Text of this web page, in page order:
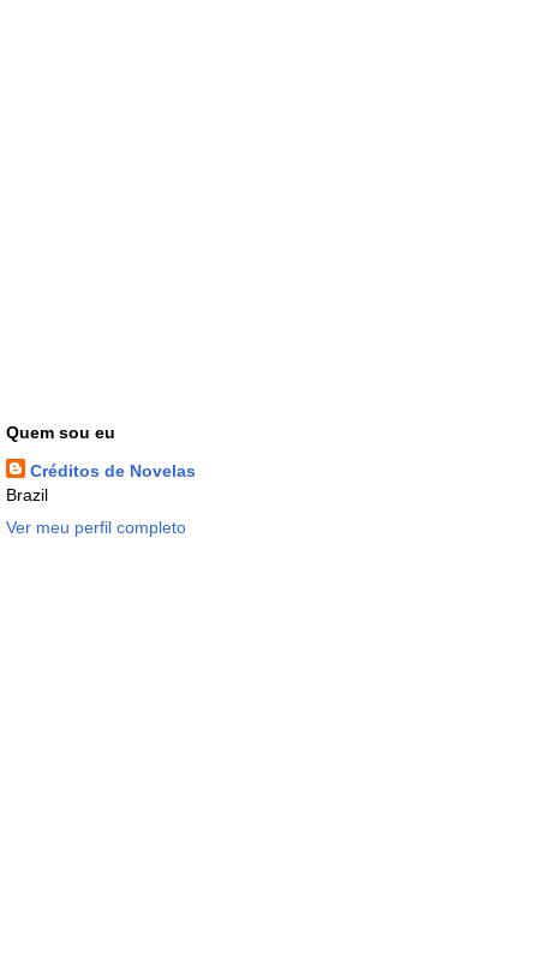
Quem sou eu
Créditos de Novelas
Brazil
Ver meu perfil completo